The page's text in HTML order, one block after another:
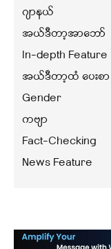
ဂျာနယ်
အယ်ဒီတာ့အာဘော်
In-depth Feature
အယ်ဒီတာ့ထံ ပေးစာ
Gender
ကဗျာ
Fact-Checking
News Feature